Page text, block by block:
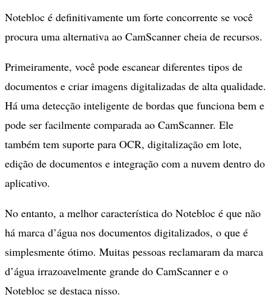
Notebloc é definitivamente um forte concorrente se você
procura uma alternativa ao CamScanner cheia de recursos.
Primeiramente, você pode escanear diferentes tipos de
documentos e criar imagens digitalizadas de alta qualidade.
Há uma detecção inteligente de bordas que funciona bem e
pode ser facilmente comparada ao CamScanner. Ele
também tem suporte para OCR, digitalização em lote,
edição de documentos e integração com a nuvem dentro do
aplicativo.
No entanto, a melhor característica do Notebloc é que não
há marca d’água nos documentos digitalizados, o que é
simplesmente ótimo. Muitas pessoas reclamaram da marca
d’água irrazoavelmente grande do CamScanner e o
Notebloc se destaca nisso.